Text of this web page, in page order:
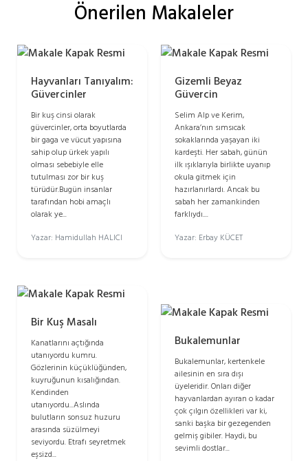
Önerilen Makaleler
Hayvanları Tanıyalım:
Güvercinler
Bir kuş cinsi olarak
güvercinler, orta boyutlarda
bir gaga ve vücut yapısına
sahip olup ürkek yapılı
olması sebebiyle elle
tutulması zor bir kuş
türüdür.Bugün insanlar
tarafından hobi amaçlı
olarak ye...
Yazar: Hamidullah HALICI
Gizemli Beyaz
Güvercin
Selim Alp ve Kerim,
Ankara’nın sımsıcak
sokaklarında yaşayan iki
kardeşti. Her sabah, günün
ilk ışıklarıyla birlikte uyanıp
okula gitmek için
hazırlanırlardı. Ancak bu
sabah her zamankinden
farklıydı....
Yazar: Erbay KÜCET
Bir Kuş Masalı
Kanatlarını açtığında
utanıyordu kumru.
Gözlerinin küçüklüğünden,
kuyruğunun kısalığından.
Kendinden
utanıyordu...Aslında
bulutların sonsuz huzuru
arasında süzülmeyi
seviyordu. Etrafı seyretmek
eşsizd...
Bukalemunlar
Bukalemunlar, kertenkele
ailesinin en sıra dışı
üyeleridir. Onları diğer
hayvanlardan ayıran o kadar
çok çılgın özellikleri var ki,
sanki başka bir gezegenden
gelmiş gibiler. Haydi, bu
sevimli dostlar...